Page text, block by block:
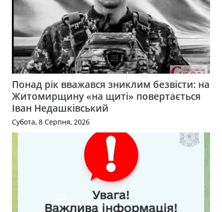
Понад рік вважався зниклим безвісти: на
Житомирщину «на щиті» повертається
Іван Недашківський
Субота, 8 Серпня, 2026